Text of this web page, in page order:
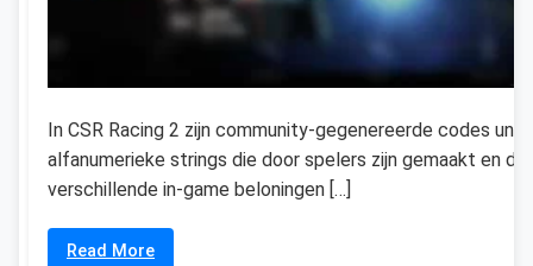
In CSR Racing 2 zijn community-gegenereerde codes
alfanumerieke strings die door spelers zijn gemaakt en die
verschillende in-game beloningen […]
Read More